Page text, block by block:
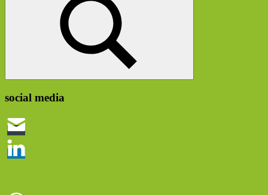
Suchen
social media